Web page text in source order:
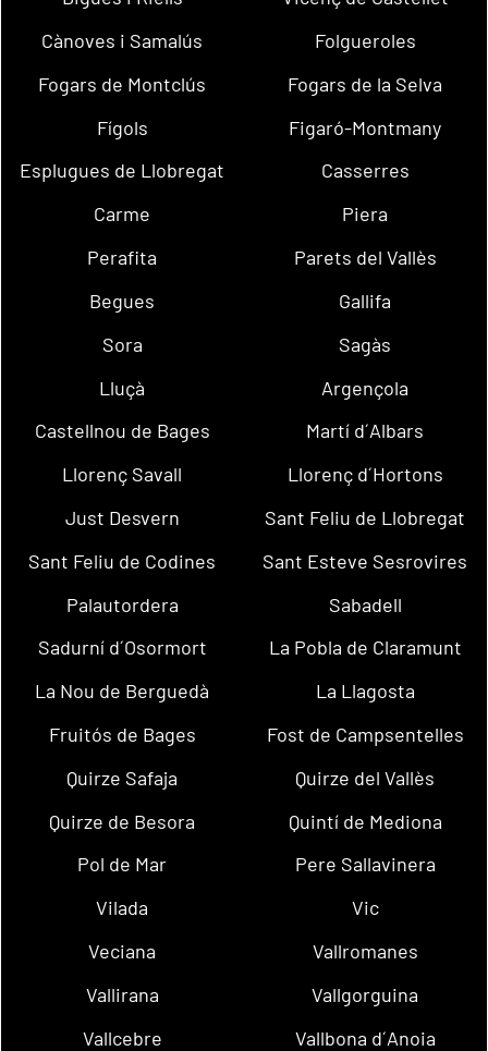
Cànoves i Samalús
Folgueroles
Fogars de Montclús
Fogars de la Selva
Fígols
Figaró-Montmany
Esplugues de Llobregat
Casserres
Carme
Piera
Perafita
Parets del Vallès
Begues
Gallifa
Sora
Sagàs
Lluçà
Argençola
Castellnou de Bages
Martí d´Albars
Llorenç Savall
Llorenç d´Hortons
Just Desvern
Sant Feliu de Llobregat
Sant Feliu de Codines
Sant Esteve Sesrovires
Palautordera
Sabadell
Sadurní d´Osormort
La Pobla de Claramunt
La Nou de Berguedà
La Llagosta
Fruitós de Bages
Fost de Campsentelles
Quirze Safaja
Quirze del Vallès
Quirze de Besora
Quintí de Mediona
Pol de Mar
Pere Sallavinera
Vilada
Vic
Veciana
Vallromanes
Vallirana
Vallgorguina
Vallcebre
Vallbona d´Anoia